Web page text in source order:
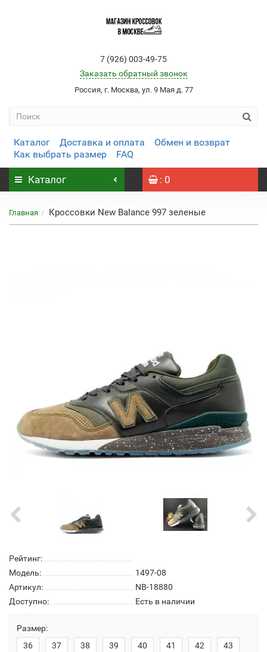
7 (926) 003-49-75
Заказать обратный звонок
Россия, г. Москва, ул. 9 Мая д. 77
Каталог Доставка и оплата
Обмен и возврат
Как выбрать размер
FAQ
Каталог : 0
Главная Кроссовки New Balance 997 зеленые
Рейтинг:
Модель:
1497-08
Артикул:
NB-18880
Доступно:
Есть в наличии
Размер:
36
37 38 39 40 41 42 43